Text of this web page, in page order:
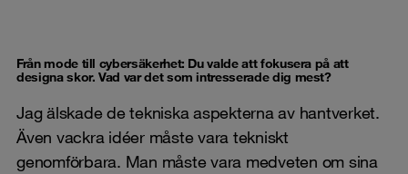
Från mode till cybersäkerhet: Du valde att fokusera på att
designa skor. Vad var det som intresserade dig mest?
Jag älskade de tekniska aspekterna av hantverket.
Även vackra idéer måste vara tekniskt
genomförbara. Man måste vara medveten om sina